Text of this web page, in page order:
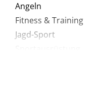
Angeln
Fitness & Training
Jagd-Sport